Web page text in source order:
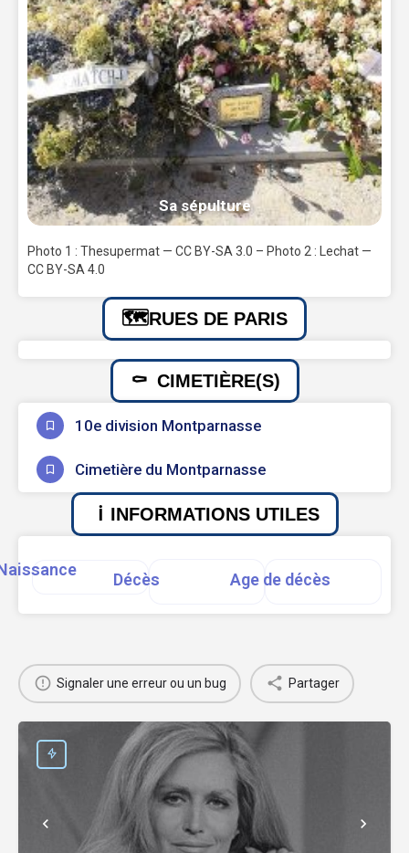
Sa sépulture
Photo 1 : Thesupermat — CC BY-SA 3.0 – Photo 2 : Lechat —
CC BY-SA 4.0
RUES DE PARIS
CIMETIÈRE(S)
10e division Montparnasse
Cimetière du Montparnasse
INFORMATIONS UTILES
Décès Age de décès
Signaler une erreur ou un bug Partager